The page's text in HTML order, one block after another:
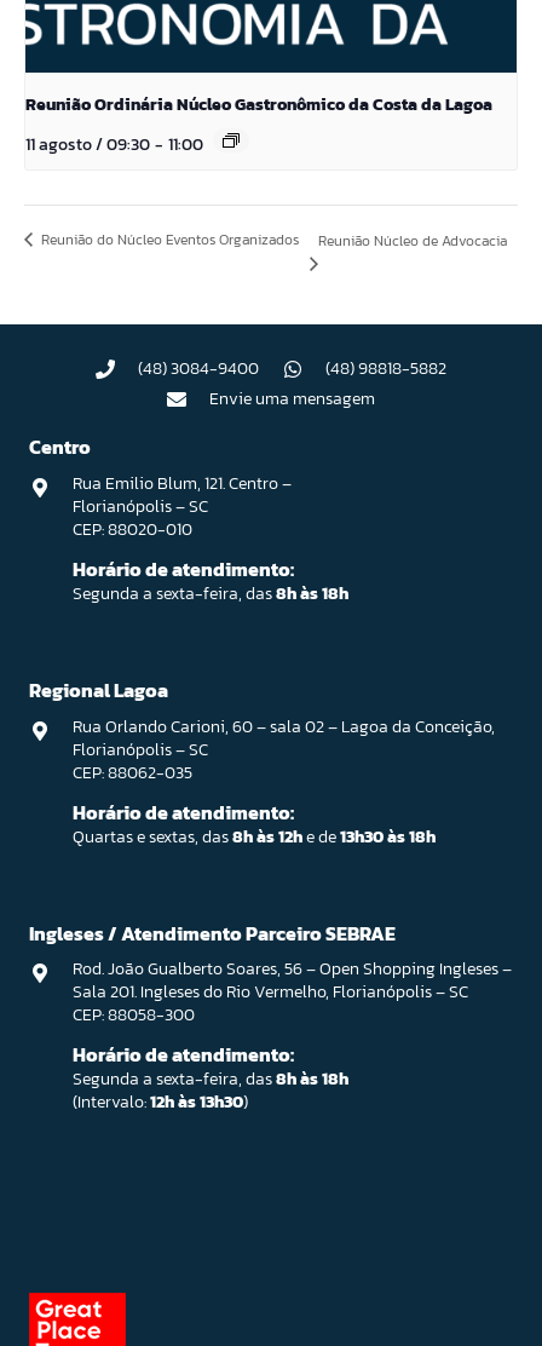
Reunião Ordinária Núcleo Gastronômico da Costa da Lagoa
11 agosto / 09:30- 11:00
Reunião do Núcleo Eventos Organizados Reunião Núcleo de Advocacia
(48) 3084-9400
(48) 98818-5882
Envie uma mensagem
Centro
Rua Emilio Blum, 121. Centro –
Florianópolis – SC
CEP: 88020-010
Horário de atendimento:
Segunda a sexta-feira, das8h às 18h
Regional Lagoa
Rua Orlando Carioni, 60 – sala 02 – Lagoa da Conceição,
Florianópolis – SC
CEP: 88062-035
Horário de atendimento:
Quartas e sextas, das8h às 12he de13h30 às 18h
Ingleses / Atendimento Parceiro SEBRAE
Rod. João Gualberto Soares, 56 – Open Shopping Ingleses –
Sala 201. Ingleses do Rio Vermelho, Florianópolis – SC
CEP: 88058-300
Horário de atendimento:
Segunda a sexta-feira, das8h às 18h
(Intervalo:12h às 13h30)